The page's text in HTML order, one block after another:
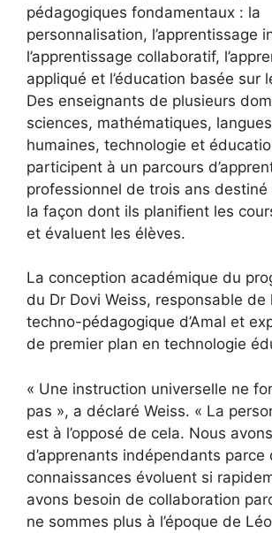
pédagogiques fondamentaux : la
personnalisation, l’apprentissage
l’apprentissage collaboratif,
appliqué et l’éducation basée sur
Des enseignants de plusieurs
sciences, mathématiques,
humaines, technologie et
participent à un parcours
professionnel de trois ans
la façon dont ils planifient les
et évaluent les élèves.
La conception académique du
du Dr Dovi Weiss, responsable de
techno-pédagogique d’Amal et
de premier plan en technologie
« Une instruction universelle ne
pas », a déclaré Weiss. « La
est à l’opposé de cela. Nous
d’apprenants indépendants parce
connaissances évoluent si
avons besoin de collaboration
ne sommes plus à l’époque de